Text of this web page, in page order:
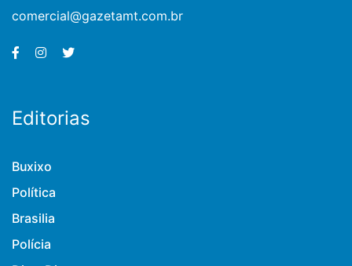
comercial@gazetamt.com.br
Editorias
Buxixo
Política
Brasilia
Polícia